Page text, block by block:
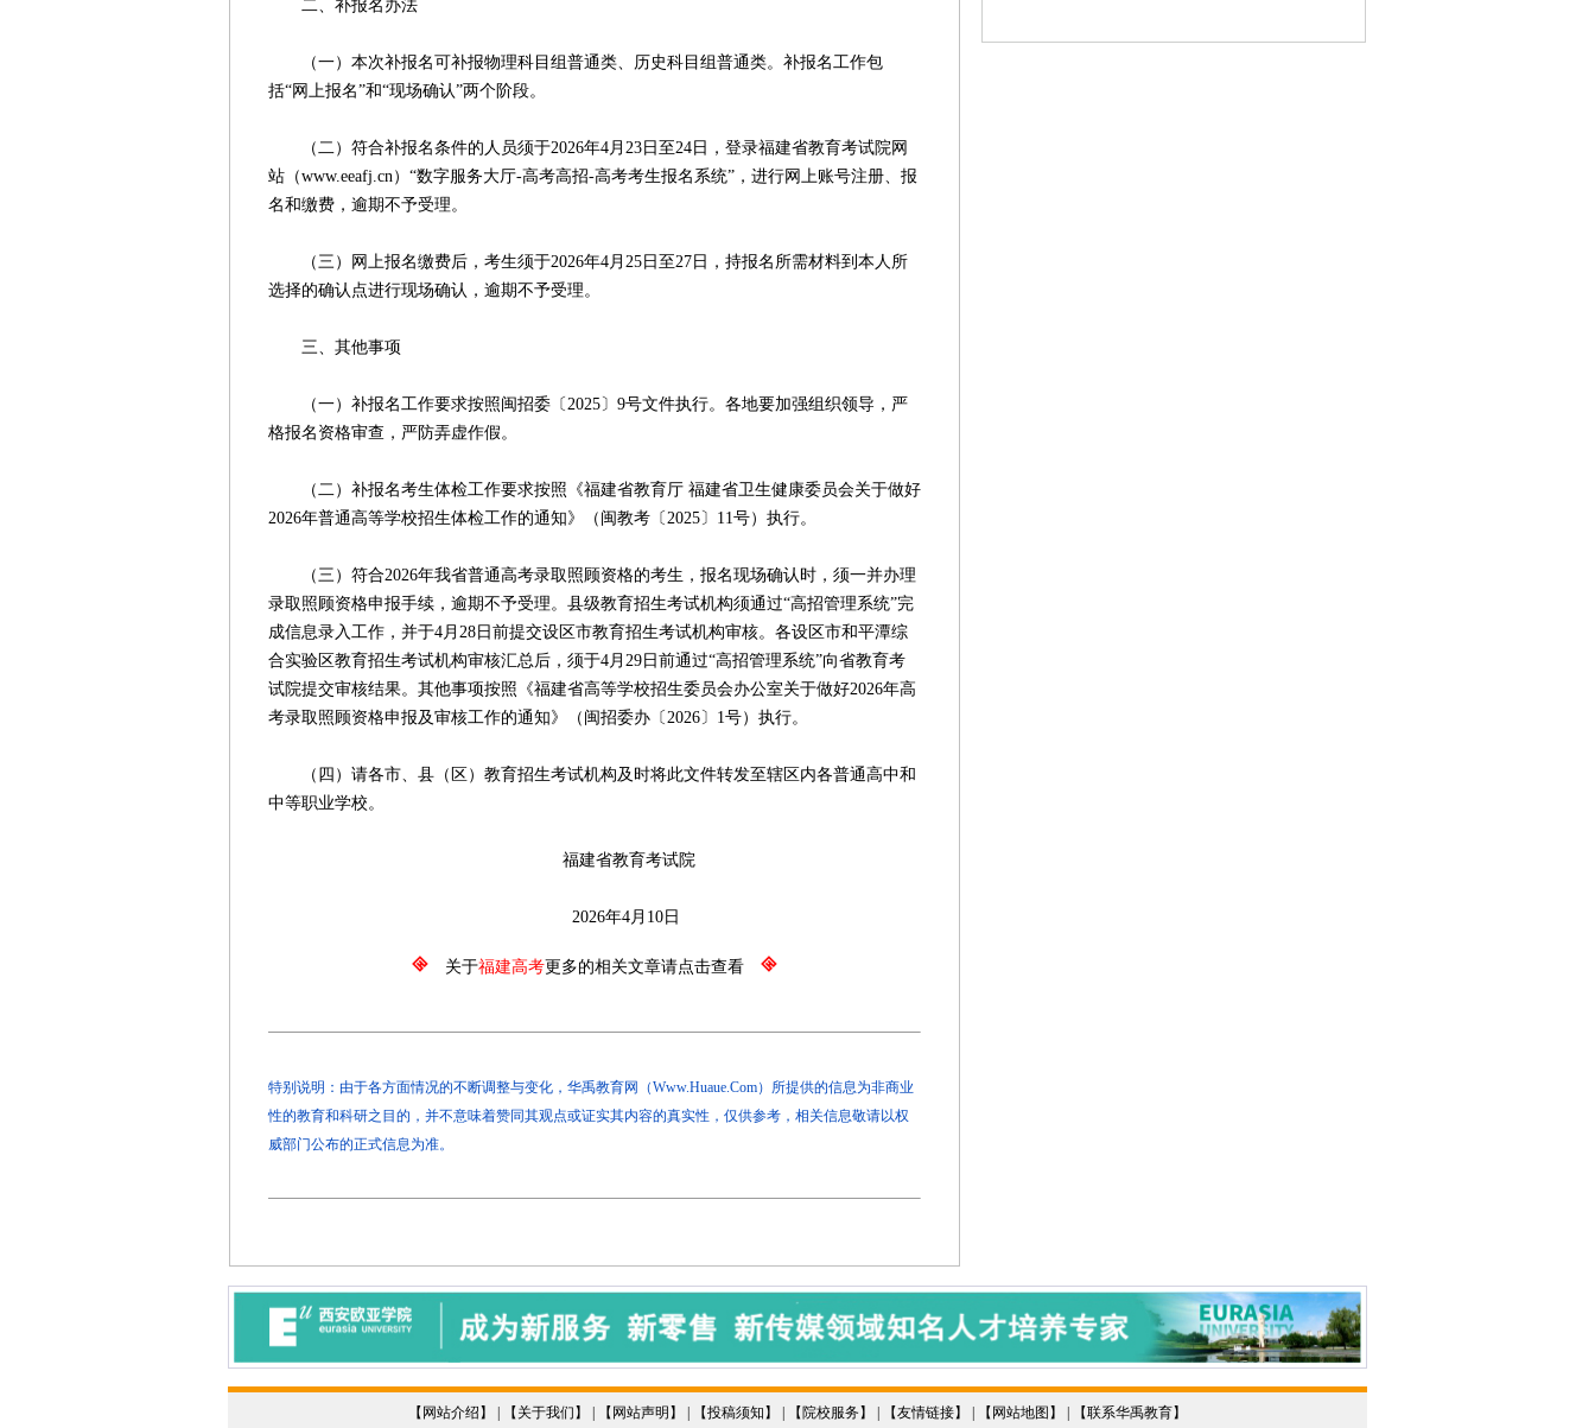
二、补报名办法
（一）本次补报名可补报物理科目组普通类、历史科目组普通类。补报名工作包
括“网上报名”和“现场确认”两个阶段。
（二）符合补报名条件的人员须于2026年4月23日至24日，登录福建省教育考试院网
站（www.eeafj.cn）“数字服务大厅-高考高招-高考考生报名系统”，进行网上账号注册、报
名和缴费，逾期不予受理。
（三）网上报名缴费后，考生须于2026年4月25日至27日，持报名所需材料到本人所
选择的确认点进行现场确认，逾期不予受理。
三、其他事项
（一）补报名工作要求按照闽招委〔2025〕9号文件执行。各地要加强组织领导，严
格报名资格审查，严防弄虚作假。
（二）补报名考生体检工作要求按照《福建省教育厅 福建省卫生健康委员会关于做好
2026年普通高等学校招生体检工作的通知》（闽教考〔2025〕11号）执行。
（三）符合2026年我省普通高考录取照顾资格的考生，报名现场确认时，须一并办理
录取照顾资格申报手续，逾期不予受理。县级教育招生考试机构须通过“高招管理系统”完
成信息录入工作，并于4月28日前提交设区市教育招生考试机构审核。各设区市和平潭综
合实验区教育招生考试机构审核汇总后，须于4月29日前通过“高招管理系统”向省教育考
试院提交审核结果。其他事项按照《福建省高等学校招生委员会办公室关于做好2026年高
考录取照顾资格申报及审核工作的通知》（闽招委办〔2026〕1号）执行。
（四）请各市、县（区）教育招生考试机构及时将此文件转发至辖区内各普通高中和
中等职业学校。
福建省教育考试院
2026年4月10日
关于福建高考更多的相关文章请点击查看
特别说明：由于各方面情况的不断调整与变化，华禹教育网（Www.Huaue.Com）所提供的信息为非商业
性的教育和科研之目的，并不意味着赞同其观点或证实其内容的真实性，仅供参考，相关信息敬请以权
威部门公布的正式信息为准。
【 网站介绍 】 | 【 关于我们 】 | 【 网站声明 】 | 【投稿须知 】 | 【 院校服务】 | 【友情链接】 | 【 网站地图 】 | 【联系华禹教育】